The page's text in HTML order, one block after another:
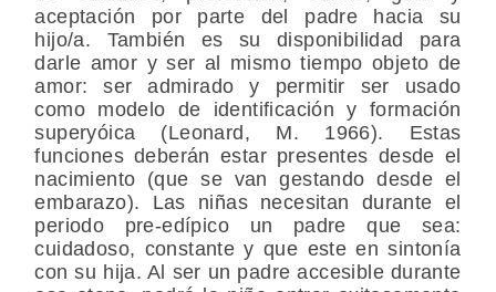
aceptación por parte del padre hacia su
hijo/a. También es su disponibilidad para
darle amor y ser al mismo tiempo objeto de
amor: ser admirado y permitir ser usado
como modelo de identificación y formación
superyóica (Leonard, M. 1966). Estas
funciones deberán estar presentes desde el
nacimiento (que se van gestando desde el
embarazo). Las niñas necesitan durante el
periodo pre-edípico un padre que sea:
cuidadoso, constante y que este en sintonía
con su hija. Al ser un padre accesible durante